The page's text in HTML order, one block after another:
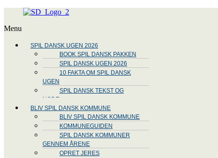
Menu
SPIL DANSK UGEN 2026
BOOK SPIL DANSK PAKKEN
SPIL DANSK UGEN 2026
10 FAKTA OM SPIL DANSK
UGEN
SPIL DANSK TEKST OG
NODE
BLIV SPIL DANSK KOMMUNE
BLIV SPIL DANSK KOMMUNE
KOMMUNEGUIDEN
SPIL DANSK KOMMUNER
GENNEM ÅRENE
OPRET JERES